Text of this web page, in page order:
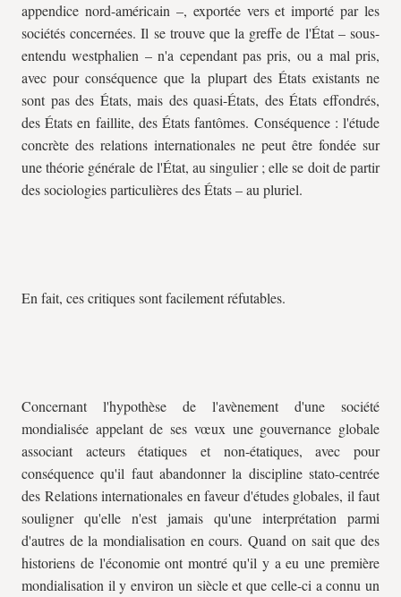
appendice nord-américain –, exportée vers et importé par les
sociétés concernées. Il se trouve que la greffe de l'État – sous-
entendu westphalien – n'a cependant pas pris, ou a mal pris,
avec pour conséquence que la plupart des États existants ne
sont pas des États, mais des quasi-États, des États effondrés,
des États en faillite, des États fantômes. Conséquence : l'étude
concrète des relations internationales ne peut être fondée sur
une théorie générale de l'État, au singulier ; elle se doit de partir
des sociologies particulières des États – au pluriel.
En fait, ces critiques sont facilement réfutables.
Concernant l'hypothèse de l'avènement d'une société
mondialisée appelant de ses vœux une gouvernance globale
associant acteurs étatiques et non-étatiques, avec pour
conséquence qu'il faut abandonner la discipline stato-centrée
des Relations internationales en faveur d'études globales, il faut
souligner qu'elle n'est jamais qu'une interprétation parmi
d'autres de la mondialisation en cours. Quand on sait que des
historiens de l'économie ont montré qu'il y a eu une première
mondialisation il y environ un siècle et que celle-ci a connu un